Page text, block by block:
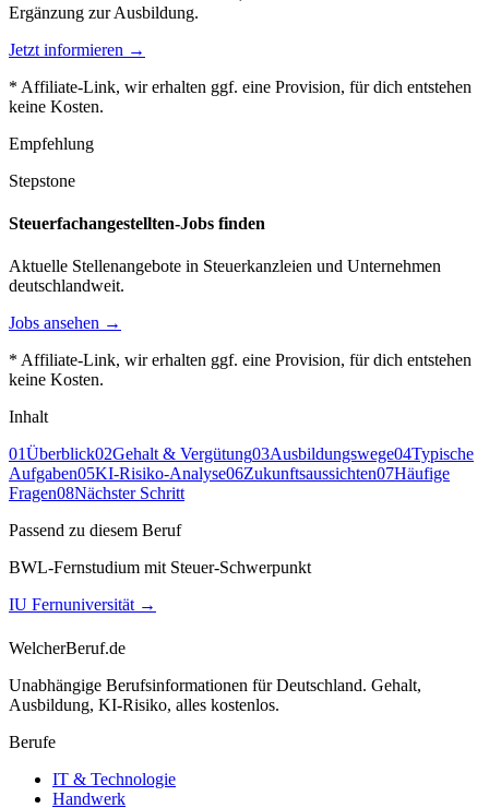
Ergänzung zur Ausbildung.
Jetzt informieren →
* Affiliate-Link, wir erhalten ggf. eine Provision, für dich entstehen
keine Kosten.
Empfehlung
Stepstone
Steuerfachangestellten-Jobs finden
Aktuelle Stellenangebote in Steuerkanzleien und Unternehmen
deutschlandweit.
Jobs ansehen →
* Affiliate-Link, wir erhalten ggf. eine Provision, für dich entstehen
keine Kosten.
Inhalt
01Überblick02Gehalt & Vergütung03Ausbildungswege04Typische
Aufgaben05KI-Risiko-Analyse06Zukunftsaussichten07Häufige
Fragen08Nächster Schritt
Passend zu diesem Beruf
BWL-Fernstudium mit Steuer-Schwerpunkt
IU Fernuniversität →
WelcherBeruf.de
Unabhängige Berufsinformationen für Deutschland. Gehalt,
Ausbildung, KI-Risiko, alles kostenlos.
Berufe
IT & Technologie
Handwerk